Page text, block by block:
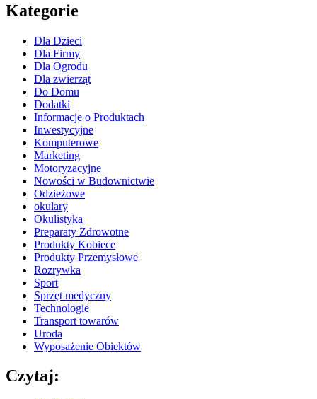
Kategorie
Dla Dzieci
Dla Firmy
Dla Ogrodu
Dla zwierząt
Do Domu
Dodatki
Informacje o Produktach
Inwestycyjne
Komputerowe
Marketing
Motoryzacyjne
Nowości w Budownictwie
Odzieżowe
okulary
Okulistyka
Preparaty Zdrowotne
Produkty Kobiece
Produkty Przemysłowe
Rozrywka
Sport
Sprzęt medyczny
Technologie
Transport towarów
Uroda
Wyposażenie Obiektów
Czytaj: